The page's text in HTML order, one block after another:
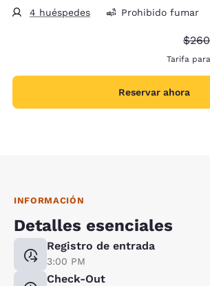
4 huéspedes Prohibido fumar
$260
Tarifa
Reservar ahora
INFORMACIÓN
Detalles esenciales
Registro de entrada
3:00 PM
Check-Out